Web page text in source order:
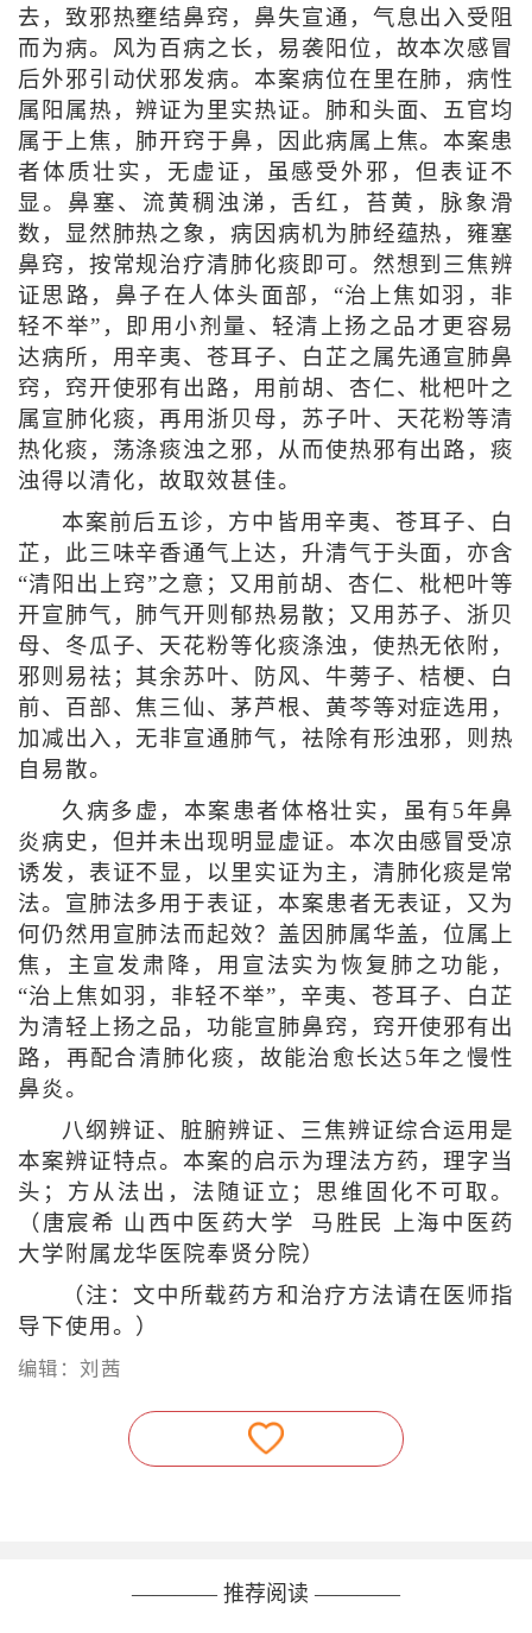
去，致邪热壅结鼻窍，鼻失宣通，气息出入受阻
而为病。风为百病之长，易袭阳位，故本次感冒
后外邪引动伏邪发病。本案病位在里在肺，病性
属阳属热，辨证为里实热证。肺和头面、五官均
属于上焦，肺开窍于鼻，因此病属上焦。本案患
者体质壮实，无虚证，虽感受外邪，但表证不
显。鼻塞、流黄稠浊涕，舌红，苔黄，脉象滑
数，显然肺热之象，病因病机为肺经蕴热，雍塞
鼻窍，按常规治疗清肺化痰即可。然想到三焦辨
证思路，鼻子在人体头面部，“治上焦如羽，非
轻不举”，即用小剂量、轻清上扬之品才更容易
达病所，用辛夷、苍耳子、白芷之属先通宣肺鼻
窍，窍开使邪有出路，用前胡、杏仁、枇杷叶之
属宣肺化痰，再用浙贝母，苏子叶、天花粉等清
热化痰，荡涤痰浊之邪，从而使热邪有出路，痰
浊得以清化，故取效甚佳。
本案前后五诊，方中皆用辛夷、苍耳子、白
芷，此三味辛香通气上达，升清气于头面，亦含
“清阳出上窍”之意；又用前胡、杏仁、枇杷叶等
开宣肺气，肺气开则郁热易散；又用苏子、浙贝
母、冬瓜子、天花粉等化痰涤浊，使热无依附，
邪则易祛；其余苏叶、防风、牛蒡子、桔梗、白
前、百部、焦三仙、茅芦根、黄芩等对症选用，
加减出入，无非宣通肺气，祛除有形浊邪，则热
自易散。
久病多虚，本案患者体格壮实，虽有5年鼻
炎病史，但并未出现明显虚证。本次由感冒受凉
诱发，表证不显，以里实证为主，清肺化痰是常
法。宣肺法多用于表证，本案患者无表证，又为
何仍然用宣肺法而起效？盖因肺属华盖，位属上
焦，主宣发肃降，用宣法实为恢复肺之功能，
“治上焦如羽，非轻不举”，辛夷、苍耳子、白芷
为清轻上扬之品，功能宣肺鼻窍，窍开使邪有出
路，再配合清肺化痰，故能治愈长达5年之慢性
鼻炎。
八纲辨证、脏腑辨证、三焦辨证综合运用是
本案辨证特点。本案的启示为理法方药，理字当
头；方从法出，法随证立；思维固化不可取。
（唐宸希 山西中医药大学 马胜民 上海中医药
大学附属龙华医院奉贤分院）
（注：文中所载药方和治疗方法请在医师指
导下使用。）
编辑：刘茜
———— 推荐阅读 ————